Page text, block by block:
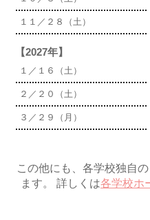
１１／２８（土）
【2027年】
１／１６（土）
２／２０（土）
３／２９（月）
この他にも、各学校独自
ます。 詳しくは各学校ホ